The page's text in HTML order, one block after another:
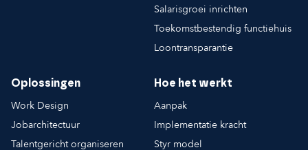
Salarisgroei inrichten
Toekomstbestendig functiehuis
Loontransparantie
Oplossingen
Work Design
Jobarchitectuur
Talentgericht organiseren
Hoe het werkt
Aanpak
Implementatie kracht
Styr model